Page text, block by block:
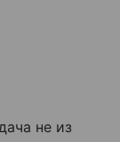
не из